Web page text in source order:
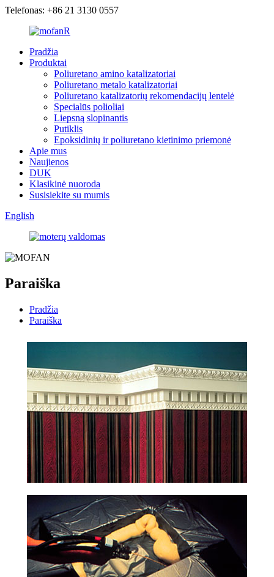
Telefonas: +86 21 3130 0557
Pradžia
Produktai
Poliuretano amino katalizatoriai
Poliuretano metalo katalizatoriai
Poliuretano katalizatorių rekomendacijų lentelė
Specialūs polioliai
Liepsną slopinantis
Putiklis
Epoksidinių ir poliuretano kietinimo priemonė
Apie mus
Naujienos
DUK
Klasikinė nuoroda
Susisiekite su mumis
English
Paraiška
Pradžia
Paraiška